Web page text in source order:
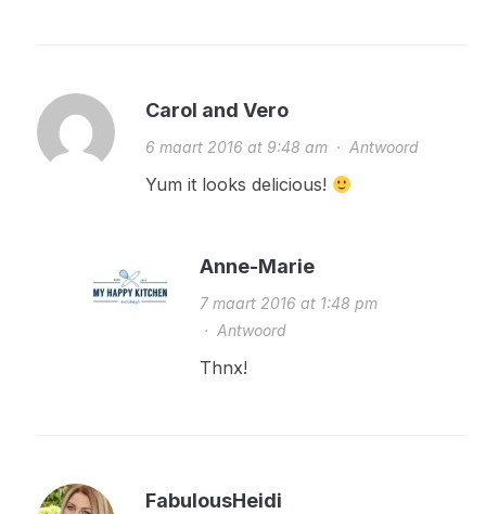
Carol and Vero
6 maart 2016 at 9:48 am· Antwoord
Yum it looks delicious!
Anne-Marie
7 maart 2016 at 1:48 pm
· Antwoord
Thnx!
FabulousHeidi